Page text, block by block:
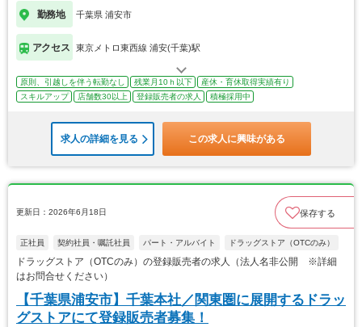
勤務地 千葉県 浦安市
アクセス 東京メトロ東西線 浦安(千葉)駅
原則、引越しを伴う転勤なし 残業月10ｈ以下
産休・育休取得実績有り
スキルアップ
店舗数30以上 登録販売者の求人 積極採用中
求人の詳細を見る この求人に興味がある
更新日：2026年6月18日 保存する
正社員 契約社員・嘱託社員 パート・アルバイト ドラッグストア（OTCのみ）
ドラッグストア（OTCのみ）の登録販売者の求人（法人名非公開 ※詳細
はお問合せください）
【千葉県浦安市】千葉本社／関東圏に展開するドラッ
グストアにて登録販売者募集！